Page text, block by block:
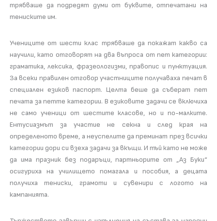
трябваше да подредят думи от буквите, отпечатани на
тениските им.
Учениците от шести клас трябваше да покажат какво са
научили, като отговорят на два въпроса от пет категории:
граматика, лексика, фразеологизми, правопис и пунктуация.
За всеки правилен отговор участниците получаваха печат в
специален езиков паспорт. Целта беше да съберат пет
печата за петте категории. В езиковите задачи се включиха
не само ученици от шестите класове, но и по-малките.
Ентусиазмът за участие не секна и след края на
определеното време, а неуспелите да преминат през всички
категории дори си взеха задачи за вкъщи. И тъй като не може
да има празник без подаръци, партньорите от „Аз Буки“
осигуриха на училището помагала и пособия, а децата
получиха тениски, грамоти и сувенири с логото на
кампанията.